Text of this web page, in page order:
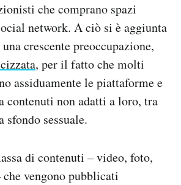
che comprano spazi
network. A ciò si è aggiunta
crescente preoccupazione,
, per il fatto che molti
assiduamente le piattaforme e
contenuti non adatti a loro, tra
sessuale.
di contenuti – video, foto,
vengono pubblicati